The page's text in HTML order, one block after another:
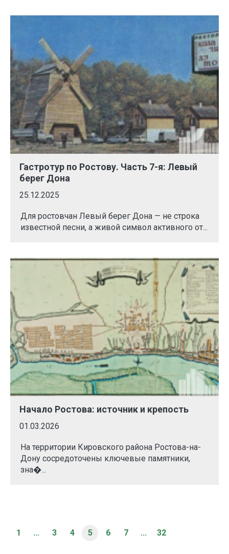
Гастротур по Ростову. Часть 7-я: Левый
берег Дона
25.12.2025
Для ростовчан Левый берег Дона — не строка
известной песни, а живой символ активного от...
Начало Ростова: источник и крепость
01.03.2026
На территории Кировского района Ростова-на-
Дону сосредоточены ключевые памятники,
зна�...
1 ... 3 4 5 6 7 ... 32